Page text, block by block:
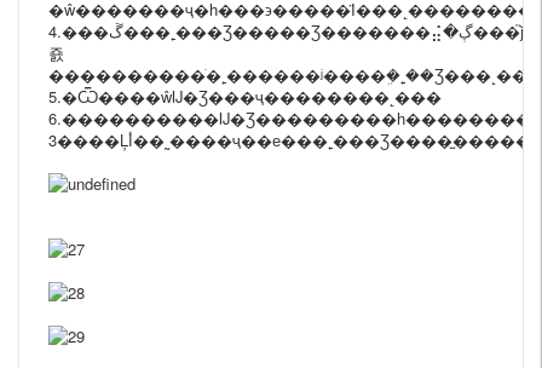
4.���ڱ���˿���Ʒ�����Ʒ�������⣬�ڳ���֮ǰ�Ѿ�ȫ����������̨ȫ�
죬
����������ֹ�˿������ʲ����ܹ�˿��Ʒ���˻���
5.�Ѿ����ŵĲ�Ʒ���ҷ��������˻���